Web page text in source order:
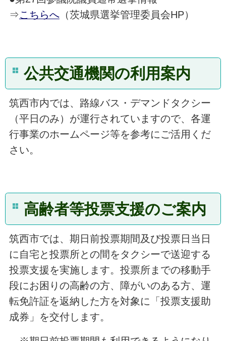
⇒こちらへ（茨城県選挙管理委員会HP）
公共交通機関の利用案内
筑西市内では、路線バス・デマンドタクシー
（平日のみ）が運行されていますので、各運
行事業のホームページ等を参考にご活用くだ
さい。
高齢者等投票支援のご案内
筑西市では、期日前投票期間及び投票日当日
に自宅と投票所との間をタクシーで送迎する
投票支援を実施します。投票所までの移動手
段にお困りの高齢の方、障がいのある方、運
転免許証を返納した方を対象に「投票支援助
成券」を交付します。